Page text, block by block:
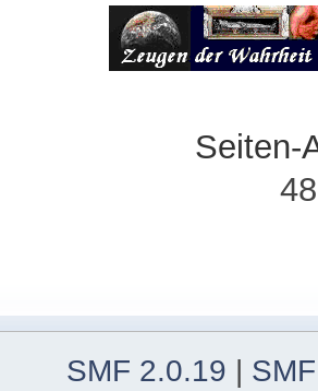
Seiten-
SMF 2.0.19